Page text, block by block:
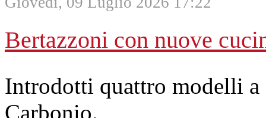
Bertazzoni con nuove
Introdotti quattro modelli a
Carbonio.